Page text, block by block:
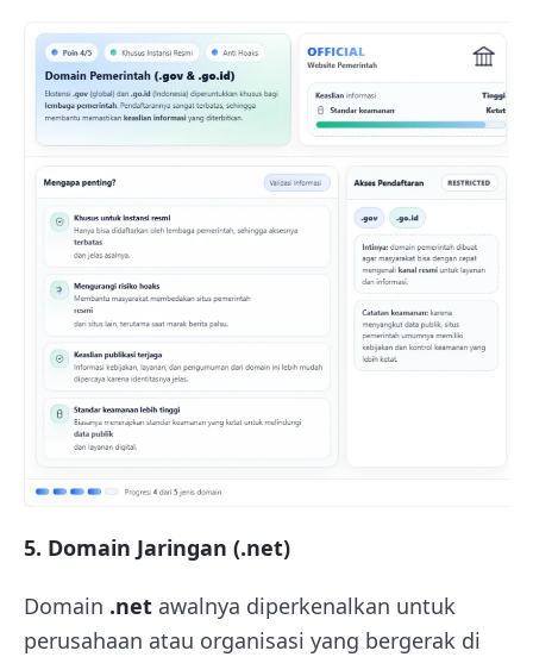
5. Domain Jaringan (.net)
Domain .net awalnya diperkenalkan untuk
perusahaan atau organisasi yang bergerak di